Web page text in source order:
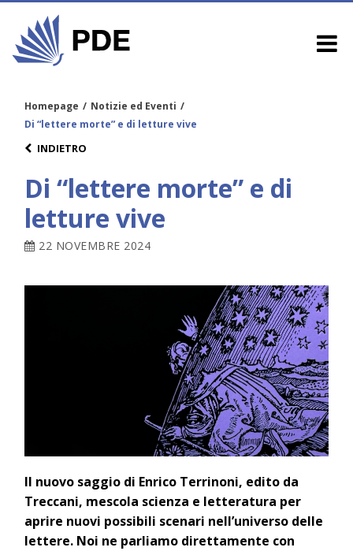
Homepage / Notizie ed Eventi /
Di “lettere morte” e di letture vive
INDIETRO
Di “lettere morte” e di
letture vive
22 NOVEMBRE 2024
Il nuovo saggio di Enrico Terrinoni, edito da
Treccani, mescola scienza e letteratura per
aprire nuovi possibili scenari nell’universo delle
lettere. Noi ne parliamo direttamente con